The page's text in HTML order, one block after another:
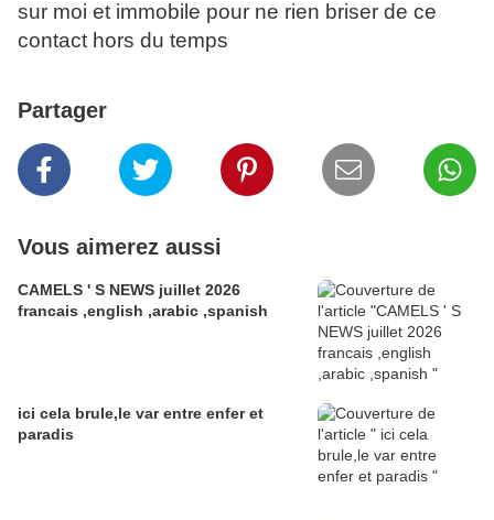
sur moi et immobile pour ne rien briser de ce
contact hors du temps
Partager
Vous aimerez aussi
CAMELS ' S NEWS juillet 2026
francais ,english ,arabic ,spanish
ici cela brule,le var entre enfer et
paradis